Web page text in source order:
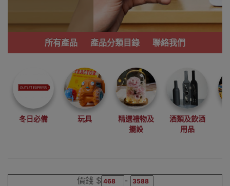
功能齊備的產
品。
我們每月會固定
尋找最更新、最
潮、有特色而且
優惠的優質產
品，從用家的角
度為你帶來你的
最好選擇。
所有產品 產品分類目錄 聯絡我們
冬日必備 玩具
精選禮物及
擺設
酒類及飲酒
用品
價錢 $
-